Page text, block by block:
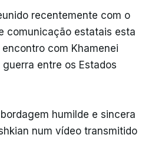
recentemente com o
comunicação estatais esta
com Khamenei
entre os Estados
humilde e sincera
num vídeo transmitido